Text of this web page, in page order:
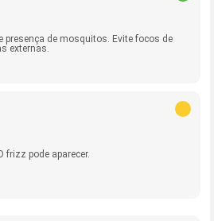
presença de mosquitos. Evite focos de
externas.
frizz pode aparecer.